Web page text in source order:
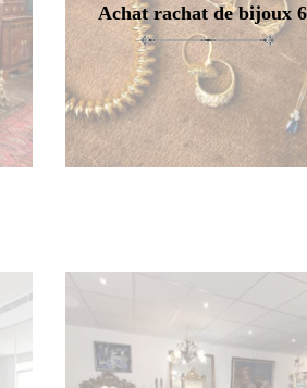
Achat rachat de bijoux